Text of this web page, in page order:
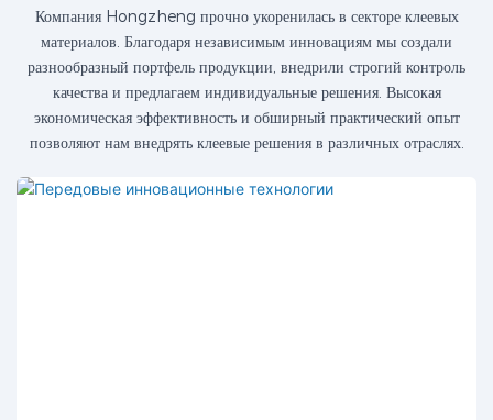
Компания Hongzheng прочно укоренилась в секторе клеевых
материалов. Благодаря независимым инновациям мы создали
разнообразный портфель продукции, внедрили строгий контроль
качества и предлагаем индивидуальные решения. Высокая
экономическая эффективность и обширный практический опыт
позволяют нам внедрять клеевые решения в различных отраслях.